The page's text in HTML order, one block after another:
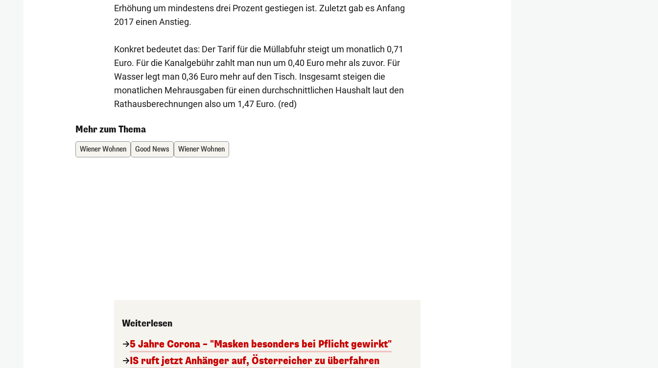
Erhöhung um mindestens drei Prozent gestiegen ist. Zuletzt gab es Anfang
2017 einen Anstieg.
Konkret bedeutet das: Der Tarif für die Müllabfuhr steigt um monatlich 0,71
Euro. Für die Kanalgebühr zahlt man nun um 0,40 Euro mehr als zuvor. Für
Wasser legt man 0,36 Euro mehr auf den Tisch. Insgesamt steigen die
monatlichen Mehrausgaben für einen durchschnittlichen Haushalt laut den
Rathausberechnungen also um 1,47 Euro. (red)
Mehr zum Thema
Wiener Wohnen Good News Wiener Wohnen
Weiterlesen
5 Jahre Corona – "Masken besonders bei Pflicht gewirkt"
IS ruft jetzt Anhänger auf, Österreicher zu überfahren